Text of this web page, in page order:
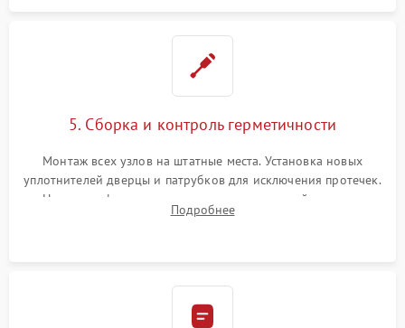
5. Сборка и контроль герметичности
Монтаж всех узлов на штатные места. Установка новых
уплотнителей дверцы и патрубков для исключения протечек.
Надежная фиксация хомутов гидравлической системы,
сборка корпуса и установка датчика поплавка.
Подробнее